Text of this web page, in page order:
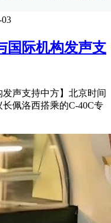
03
国际机构发声支
发声支持中方】北京时间
佩洛西搭乘的C-40C专